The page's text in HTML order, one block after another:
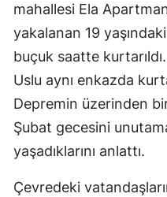
mahallesi Ela
yakalanan 19
buçuk saatte
Uslu aynı enkazda
Depremin üzerinden
Şubat gecesini
yaşadıklarını anlattı.
Çevredeki